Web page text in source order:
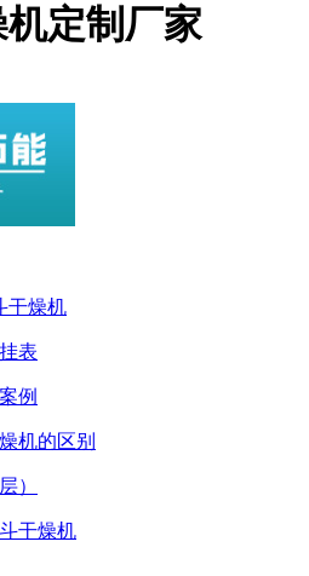
定制厂家
干燥机
表
例
机的区别
）
干燥机